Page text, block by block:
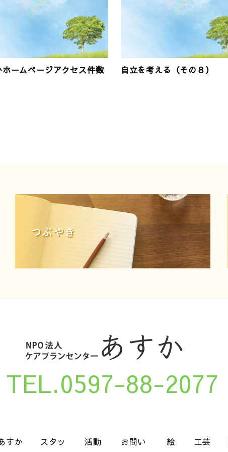
ホームページアクセス件数 自立を考える（その８）
つぶやき
TEL.0597-88-2077
すか スタッ 活動 お問い 絵 工芸